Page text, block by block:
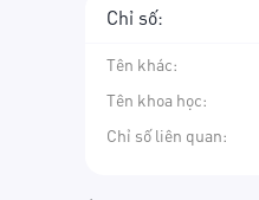
Chỉ số:
Tên khác:
Tên khoa học:
Chỉ số liên quan: